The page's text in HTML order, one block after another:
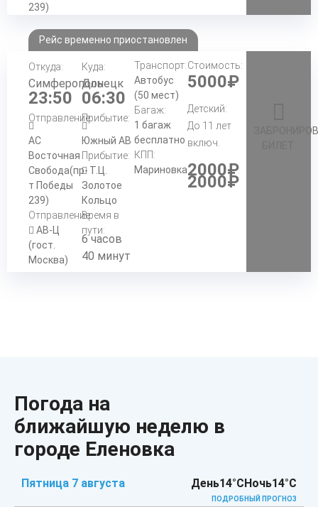
239)
Рейс временно приостановлен
Откуда:
Симферополь
23:50
Отправление:
АС
Восточная
Свобода(пр-
т Победы
239)
Отправление:
АВ-Ц
(гост.
Москва)
Куда:
Донецк
06:30
Прибытие:
Южный АВ
Прибытие:
Т.Ц.
Золотое
Кольцо
Время в
пути:
6 часов
40 минут
Транспорт:
Автобус
(50 мест)
Багаж:
1 багаж
бесплатно
КПП:
Мариновка
Стоимость:
5000₽
Детский:
До 11 лет
включ.
2000₽
2000₽
Погода на
ближайшую неделю в
городе Еленовка
Пятница 7 августа День14°CНочь14°C
ПОДРОБНЫЙ ПРОГНОЗ